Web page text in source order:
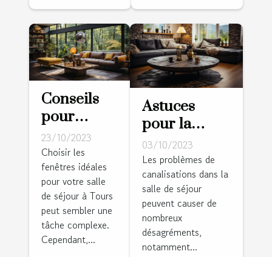
Conseils
pour
choisir les
fenêtres
idéales
pour votre
salle de
séjour à
Tours
23/10/2023
Choisir les
fenêtres idéales
pour votre salle
de séjour à Tours
peut sembler une
tâche complexe.
Cependant,...
Astuces
pour la
prévention
des
problèmes
de
canalisations
dans la salle
de séjour
03/10/2023
Les problèmes de
canalisations dans la
salle de séjour
peuvent causer de
nombreux
désagréments,
notamment...